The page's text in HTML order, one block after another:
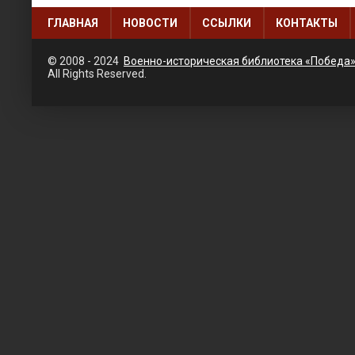
ГЛАВНАЯ НОВОСТИ ССЫЛКИ КОНТАКТЫ
© 2008 - 2024 Военно-историческая библиотека «Победа»
All Rights Reserved.